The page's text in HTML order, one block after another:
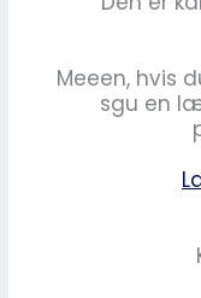
Meeen, hvis
sgu en